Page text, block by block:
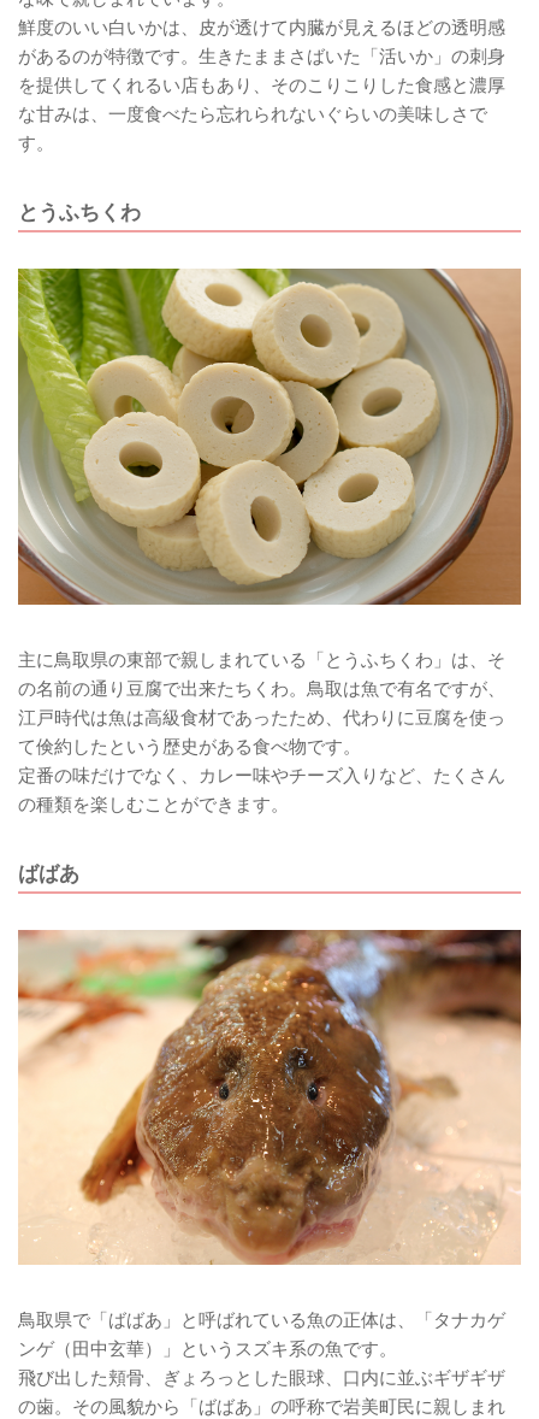
鮮度のいい白いかは、皮が透けて内臓が見えるほどの透明感
があるのが特徴です。生きたままさばいた「活いか」の刺身
を提供してくれるい店もあり、そのこりこりした食感と濃厚
な甘みは、一度食べたら忘れられないぐらいの美味しさで
す。
とうふちくわ
主に鳥取県の東部で親しまれている「とうふちくわ」は、そ
の名前の通り豆腐で出来たちくわ。鳥取は魚で有名ですが、
江戸時代は魚は高級食材であったため、代わりに豆腐を使っ
て倹約したという歴史がある食べ物です。
定番の味だけでなく、カレー味やチーズ入りなど、たくさん
の種類を楽しむことができます。
ばばあ
鳥取県で「ばばあ」と呼ばれている魚の正体は、「タナカゲ
ンゲ（田中玄華）」というスズキ系の魚です。
飛び出した頬骨、ぎょろっとした眼球、口内に並ぶギザギザ
の歯。その風貌から「ばばあ」の呼称で岩美町民に親しまれ